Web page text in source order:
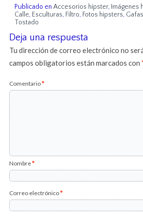
Publicado en Accesorios hipster, Imágenes
Calle, Esculturas, Filtro, Fotos hipsters,
Tostado
Deja una respuesta
Tu dirección de correo electrónico no
campos obligatorios están marcados con
Comentario*
Nombre*
Correo electrónico*